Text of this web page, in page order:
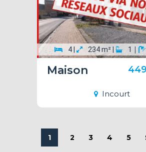
4 | 234 m² | 1 |
Maison
Incourt
1 2 3 4 5